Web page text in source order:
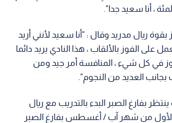
، أنا سعيد جدا".
ريال مدريد وقال : "أنا سعيد لأنني أريد
على الفوز بالألقاب ، هذا النادي يريد دائما
في كل شيء ، المنافسة أمر جيد ومن
العديد من النجوم".
ينتظر بفارغ الصبر البدء بالتدريب مع ريال
الأول من شهر آب / أغسطس بفارغ الصبر